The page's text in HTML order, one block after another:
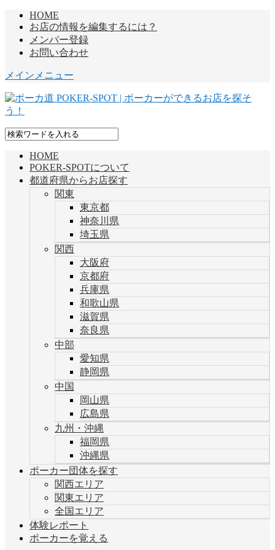
HOME
お店の情報を編集するには？
メンバー登録
お問い合わせ
メインメニュー
HOME
POKER-SPOTについて
都道府県からお店探す
関東
東京都
神奈川県
埼玉県
関西
大阪府
京都府
兵庫県
和歌山県
滋賀県
奈良県
中部
愛知県
静岡県
中国
岡山県
広島県
九州・沖縄
福岡県
沖縄県
ポーカー団体を探す
関西エリア
関東エリア
全国エリア
体験レポート
ポーカーを覚える